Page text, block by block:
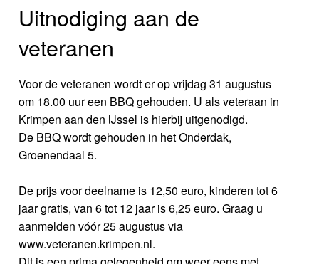
Uitnodiging aan de
veteranen
Voor de veteranen wordt er op vrijdag 31 augustus
om 18.00 uur een BBQ gehouden. U als veteraan in
Krimpen aan den IJssel is hierbij uitgenodigd.
De BBQ wordt gehouden in het Onderdak,
Groenendaal 5.
De prijs voor deelname is 12,50 euro, kinderen tot 6
jaar gratis, van 6 tot 12 jaar is 6,25 euro. Graag u
aanmelden vóór 25 augustus via
www.veteranen.krimpen.nl.